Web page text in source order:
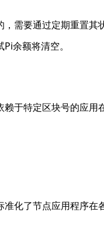
需要通过定期重置其
余额将清空。
于特定区块号的应用
化了节点应用程序在